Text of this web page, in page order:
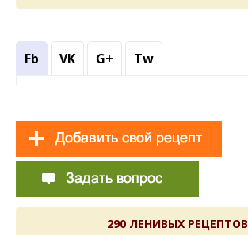
Fb VK G+ Tw
290 ЛЕНИВЫХ РЕЦЕПТОВ